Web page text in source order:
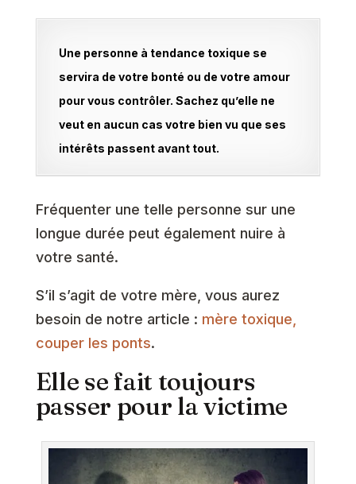
Une personne à tendance toxique se
servira de votre bonté ou de votre amour
pour vous contrôler. Sachez qu’elle ne
veut en aucun cas votre bien vu que ses
intérêts passent avant tout.
Fréquenter une telle personne sur une
longue durée peut également nuire à
votre santé.
S’il s’agit de votre mère, vous aurez
besoin de notre article : mère toxique,
couper les ponts.
Elle se fait toujours
passer pour la victime